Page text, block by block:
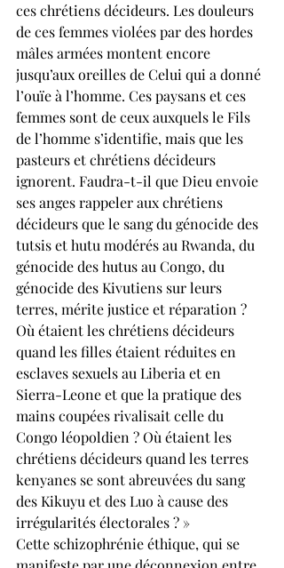
ces chrétiens décideurs. Les douleurs
de ces femmes violées par des hordes
mâles armées montent encore
jusqu’aux oreilles de Celui qui a donné
l’ouïe à l’homme. Ces paysans et ces
femmes sont de ceux auxquels le Fils
de l’homme s’identifie, mais que les
pasteurs et chrétiens décideurs
ignorent. Faudra-t-il que Dieu envoie
ses anges rappeler aux chrétiens
décideurs que le sang du génocide des
tutsis et hutu modérés au Rwanda, du
génocide des hutus au Congo, du
génocide des Kivutiens sur leurs
terres, mérite justice et réparation ?
Où étaient les chrétiens décideurs
quand les filles étaient réduites en
esclaves sexuels au Liberia et en
Sierra-Leone et que la pratique des
mains coupées rivalisait celle du
Congo léopoldien ? Où étaient les
chrétiens décideurs quand les terres
kenyanes se sont abreuvées du sang
des Kikuyu et des Luo à cause des
irrégularités électorales ? »
Cette schizophrénie éthique, qui se